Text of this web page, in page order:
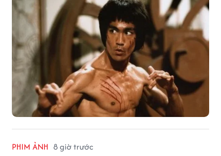
PHIM ẢNH 8 giờ trước